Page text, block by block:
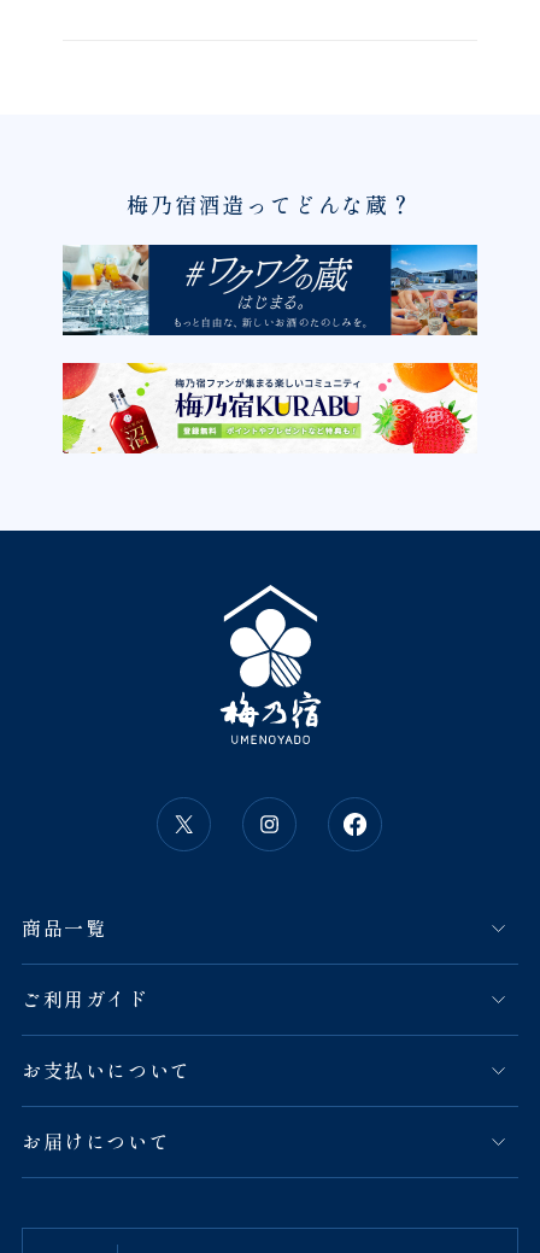
梅乃宿酒造ってどんな蔵？
商品一覧
ご利用ガイド
お支払いについて
お届けについて